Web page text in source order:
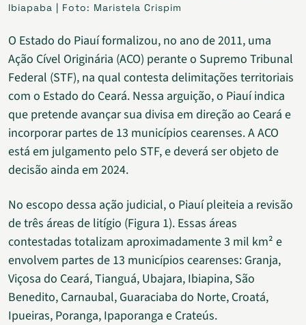
Ibiapaba | Foto: Maristela Crispim
O Estado do Piauí formalizou, no ano de 2011, uma
Ação Cível Originária (ACO) perante o Supremo Tribunal
Federal (STF), na qual contesta delimitações territoriais
com o Estado do Ceará. Nessa arguição, o Piauí indica
que pretende avançar sua divisa em direção ao Ceará e
incorporar partes de 13 municípios cearenses. A ACO
está em julgamento pelo STF, e deverá ser objeto de
decisão ainda em 2024.
No escopo dessa ação judicial, o Piauí pleiteia a revisão
de três áreas de litígio (Figura 1). Essas áreas
contestadas totalizam aproximadamente 3 mil km² e
envolvem partes de 13 municípios cearenses: Granja,
Viçosa do Ceará, Tianguá, Ubajara, Ibiapina, São
Benedito, Carnaubal, Guaraciaba do Norte, Croatá,
Ipueiras, Poranga, Ipaporanga e Crateús.